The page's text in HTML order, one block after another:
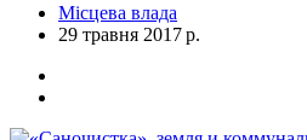
Місцева влада
29 травня 2017 р.